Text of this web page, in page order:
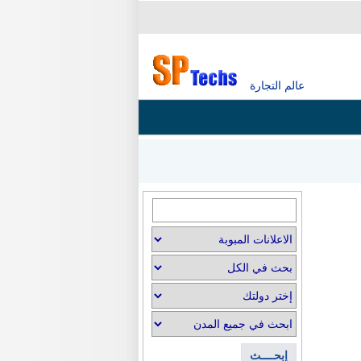
عالم التجارة
إبحــــث